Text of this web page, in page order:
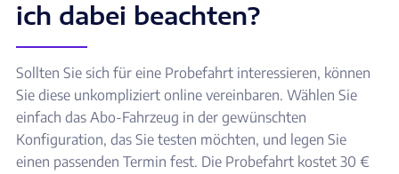
ich dabei beachten?
Sollten Sie sich für eine Probefahrt interessieren, können
Sie diese unkompliziert online vereinbaren. Wählen Sie
einfach das Abo-Fahrzeug in der gewünschten
Konfiguration, das Sie testen möchten, und legen Sie
einen passenden Termin fest. Die Probefahrt kostet 30 €